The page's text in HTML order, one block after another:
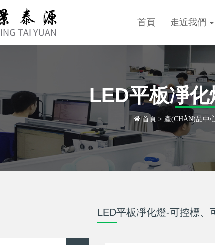
首頁 走近我們
LED平板凈化
首頁 > 產(CHǍN)品中
LED平板凈化燈-可控標、